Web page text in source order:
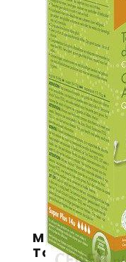
Masmi
Tampony 14